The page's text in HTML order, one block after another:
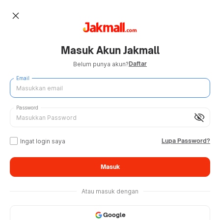
close
Masuk Akun Jakmall
Belum punya akun?Daftar
Email
visibility_off
Password
Ingat login saya Lupa Password?
Masuk
Atau masuk dengan
Google